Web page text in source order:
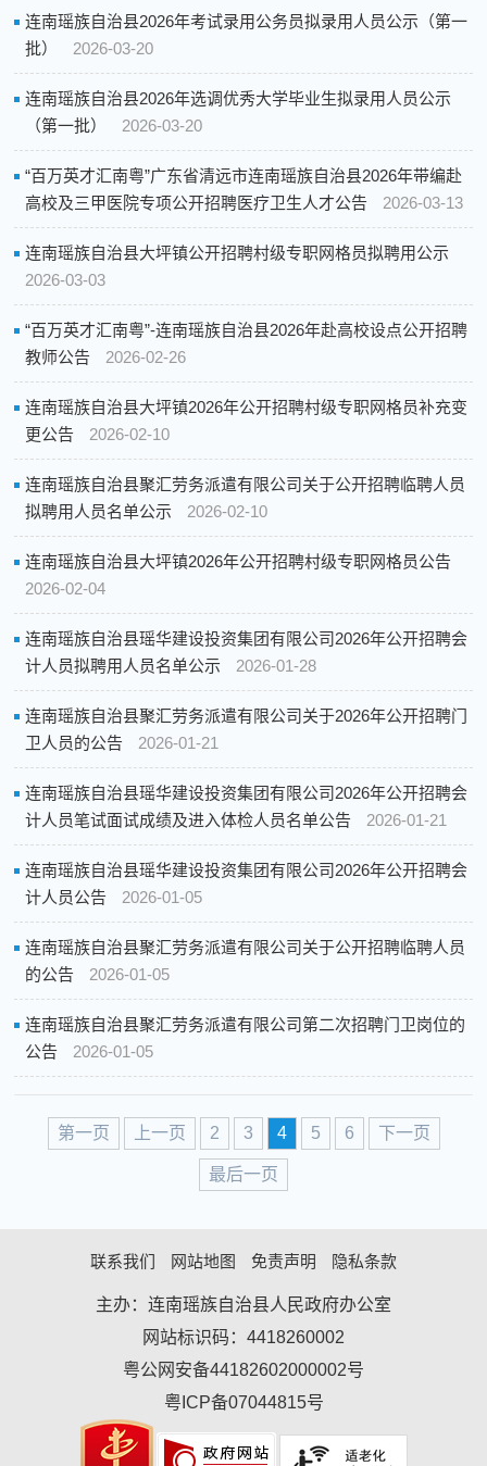
连南瑶族自治县2026年考试录用公务员拟录用人员公示（第一
批）
2026-03-20
连南瑶族自治县2026年选调优秀大学毕业生拟录用人员公示
（第一批）
2026-03-20
“百万英才汇南粤”广东省清远市连南瑶族自治县2026年带编赴
高校及三甲医院专项公开招聘医疗卫生人才公告
2026-03-13
连南瑶族自治县大坪镇公开招聘村级专职网格员拟聘用公示
2026-03-03
“百万英才汇南粤”-连南瑶族自治县2026年赴高校设点公开招聘
教师公告
2026-02-26
连南瑶族自治县大坪镇2026年公开招聘村级专职网格员补充变
更公告
2026-02-10
连南瑶族自治县聚汇劳务派遣有限公司关于公开招聘临聘人员
拟聘用人员名单公示
2026-02-10
连南瑶族自治县大坪镇2026年公开招聘村级专职网格员公告
2026-02-04
连南瑶族自治县瑶华建设投资集团有限公司2026年公开招聘会
计人员拟聘用人员名单公示
2026-01-28
连南瑶族自治县聚汇劳务派遣有限公司关于2026年公开招聘门
卫人员的公告
2026-01-21
连南瑶族自治县瑶华建设投资集团有限公司2026年公开招聘会
计人员笔试面试成绩及进入体检人员名单公告
2026-01-21
连南瑶族自治县瑶华建设投资集团有限公司2026年公开招聘会
计人员公告
2026-01-05
连南瑶族自治县聚汇劳务派遣有限公司关于公开招聘临聘人员
的公告
2026-01-05
连南瑶族自治县聚汇劳务派遣有限公司第二次招聘门卫岗位的
公告
2026-01-05
第一页 上一页 2 3 4 5 6 下一页
最后一页
联系我们 网站地图 免责声明 隐私条款
主办：连南瑶族自治县人民政府办公室
网站标识码：4418260002
粤公网安备44182602000002号
粤ICP备07044815号